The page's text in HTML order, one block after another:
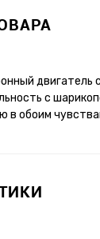
двигатель
с
в обоим